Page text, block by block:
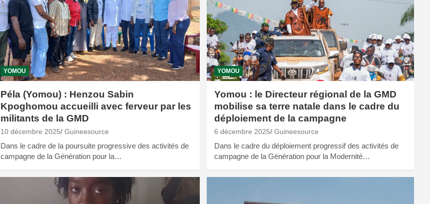
YOMOU
Péla (Yomou) : Henzou Sabin
Kpoghomou accueilli avec ferveur par les
militants de la GMD
10 décembre 2025 Guineesource
Dans le cadre de la poursuite progressive des activités de
campagne de la Génération pour la…
YOMOU
Yomou : le Directeur régional de la GMD
mobilise sa terre natale dans le cadre du
déploiement de la campagne
6 décembre 2025 Guineesource
Dans le cadre du déploiement progressif des activités de
campagne de la Génération pour la Modernité…